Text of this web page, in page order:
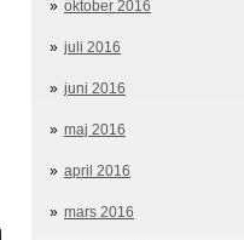
oktober 2016
juli 2016
juni 2016
maj 2016
april 2016
mars 2016